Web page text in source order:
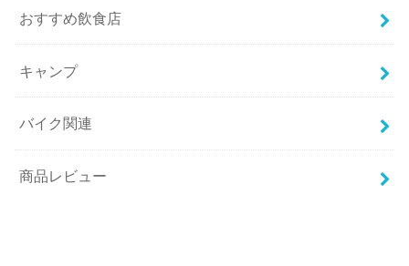
おすすめ飲食店
キャンプ
バイク関連
商品レビュー